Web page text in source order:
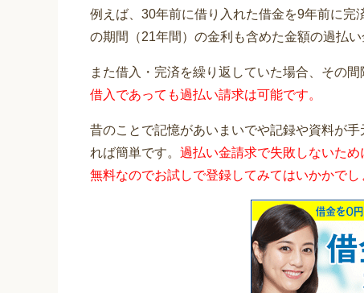
例えば、30年前に借り入れた借金を9年前に
の期間（21年間）の金利も含めた金額の過払い
また借入・完済を繰り返していた場合、その間
借入であっても過払い請求は可能です。
昔のことで記憶があいまいでや記録や資料が
れば簡単です。 過払い金請求で失敗しないため
無料なのでお試しで登録してみてはいかかでし